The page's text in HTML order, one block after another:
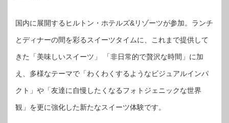
国内に展開するヒルトン・ホテルズ&リゾーツが参加。ランチ
とディナーの間を彩るスイーツタイムに、これまで提供して
きた「美味しいスイーツ」 「非日常的で贅沢な時間」に加
え、多様なテーマで「わくわくするようなビジュアルインパ
クト」や「友達に自慢したくなるフォトジェニックな世界
観」を更に強化した新たなスイーツ体験です。